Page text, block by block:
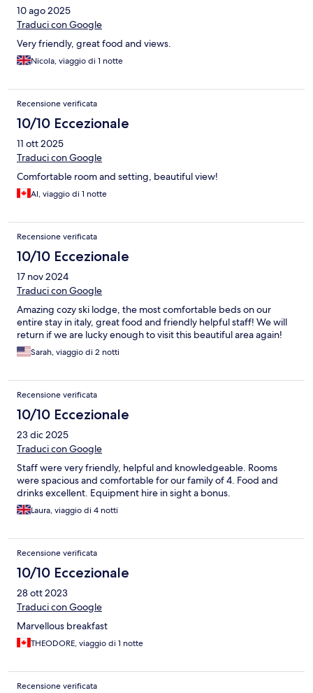
10 ago 2025
Traduci con Google
Very friendly, great food and views.
Nicola, viaggio di 1 notte
Recensione verificata
10/10 Eccezionale
11 ott 2025
Traduci con Google
Comfortable room and setting, beautiful view!
Al, viaggio di 1 notte
Recensione verificata
10/10 Eccezionale
17 nov 2024
Traduci con Google
Amazing cozy ski lodge, the most comfortable beds on our
entire stay in italy, great food and friendly helpful staff! We will
return if we are lucky enough to visit this beautiful area again!
Sarah, viaggio di 2 notti
Recensione verificata
10/10 Eccezionale
23 dic 2025
Traduci con Google
Staff were very friendly, helpful and knowledgeable. Rooms
were spacious and comfortable for our family of 4. Food and
drinks excellent. Equipment hire in sight a bonus.
Laura, viaggio di 4 notti
Recensione verificata
10/10 Eccezionale
28 ott 2023
Traduci con Google
Marvellous breakfast
THEODORE, viaggio di 1 notte
Recensione verificata